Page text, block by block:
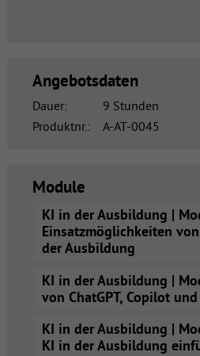
Angebotsdaten
Dauer:
9 Stunden
Produktnr.:
A-AT-0045
Module
KI in der Ausbildung |
Einsatzmöglichkeiten
der Ausbildung
KI in der Ausbildung |
von ChatGPT, Copilot und
KI in der Ausbildung |
KI in der Ausbildung